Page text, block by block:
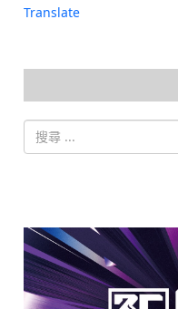
Translate
搜索